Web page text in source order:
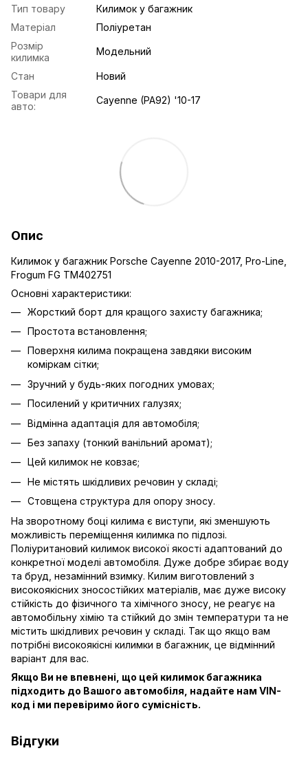
Тип товару
Килимок у багажник
Матеріал
Поліуретан
Розмір
килимка
Модельний
Стан
Новий
Товари для
авто:
Cayenne (PA92) '10-17
Опис
Килимок у багажник Porsche Cayenne 2010-2017, Pro-Line,
Frogum FG TM402751
Основні характеристики:
Жорсткий борт для кращого захисту багажника;
Простота встановлення;
Поверхня килима покращена завдяки високим
коміркам сітки;
Зручний у будь-яких погодних умовах;
Посилений у критичних галузях;
Відмінна адаптація для автомобіля;
Без запаху (тонкий ванільний аромат);
Цей килимок не ковзає;
Не містять шкідливих речовин у складі;
Стовщена структура для опору зносу.
На зворотному боці килима є виступи, які зменшують
можливість переміщення килимка по підлозі.
Поліуритановий килимок високої якості адаптований до
конкретної моделі автомобіля. Дуже добре збирає воду
та бруд, незамінний взимку. Килим виготовлений з
високоякісних зносостійких матеріалів, має дуже високу
стійкість до фізичного та хімічного зносу, не реагує на
автомобільну хімію та стійкий до змін температури та не
містить шкідливих речовин у складі. Так що якщо вам
потрібні високоякісні килимки в багажник, це відмінний
варіант для вас.
Якщо Ви не впевнені, що цей килимок багажника
підходить до Вашого автомобіля, надайте нам VIN-
код і ми перевіримо його сумісність.
Відгуки